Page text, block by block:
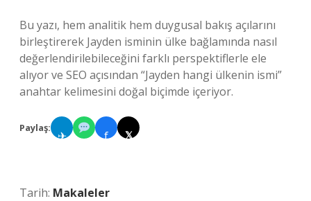
Bu yazı, hem analitik hem duygusal bakış açılarını
birleştirerek Jayden isminin ülke bağlamında nasıl
değerlendirilebileceğini farklı perspektiflerle ele
alıyor ve SEO açısından “Jayden hangi ülkenin ismi”
anahtar kelimesini doğal biçimde içeriyor.
Paylaş:
✈ f 𝕏
Tarih: Makaleler